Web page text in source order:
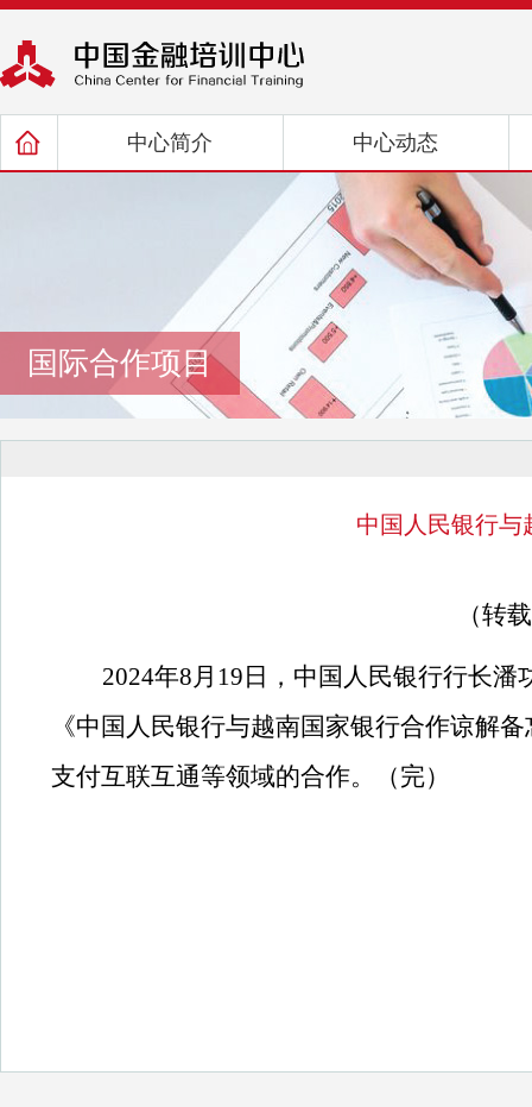
国际合作项目
中国人民银行与
（转
2024年8月19日，中国人民银行行长
《中国人民银行与越南国家银行合作谅解
支付互联互通等领域的合作。（完）